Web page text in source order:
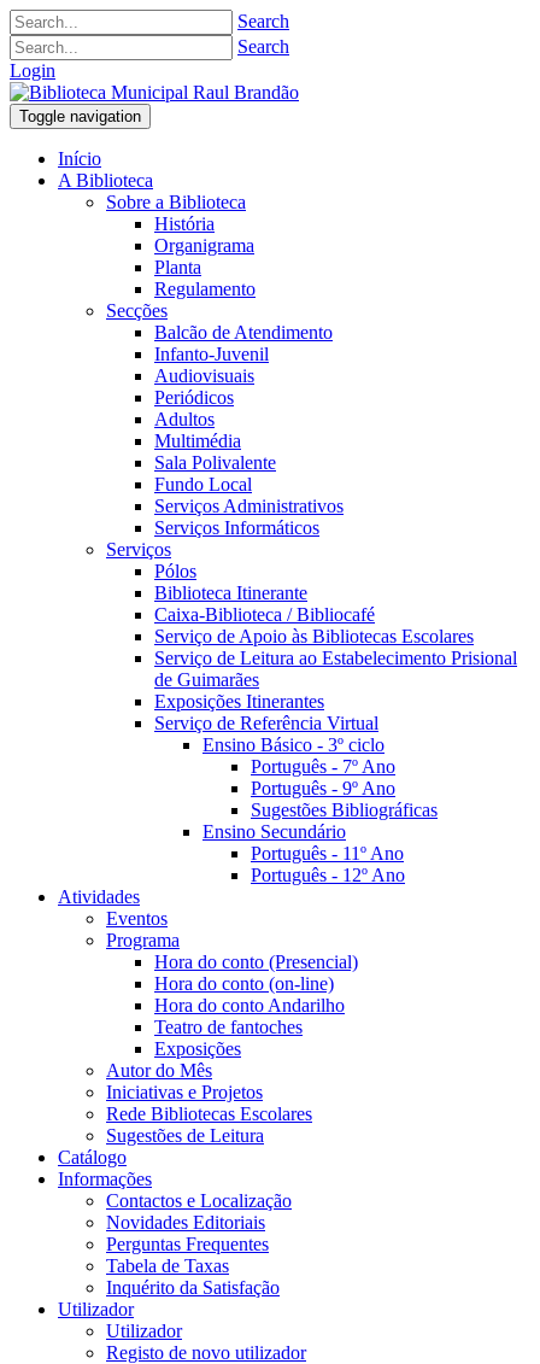
Search
Search
Login
Toggle navigation
Início
A Biblioteca
Sobre a Biblioteca
História
Organigrama
Planta
Regulamento
Secções
Balcão de Atendimento
Infanto-Juvenil
Audiovisuais
Periódicos
Adultos
Multimédia
Sala Polivalente
Fundo Local
Serviços Administrativos
Serviços Informáticos
Serviços
Pólos
Biblioteca Itinerante
Caixa-Biblioteca / Bibliocafé
Serviço de Apoio às Bibliotecas Escolares
Serviço de Leitura ao Estabelecimento Prisional
de Guimarães
Exposições Itinerantes
Serviço de Referência Virtual
Ensino Básico - 3º ciclo
Português - 7º Ano
Português - 9º Ano
Sugestões Bibliográficas
Ensino Secundário
Português - 11º Ano
Português - 12º Ano
Atividades
Eventos
Programa
Hora do conto (Presencial)
Hora do conto (on-line)
Hora do conto Andarilho
Teatro de fantoches
Exposições
Autor do Mês
Iniciativas e Projetos
Rede Bibliotecas Escolares
Sugestões de Leitura
Catálogo
Informações
Contactos e Localização
Novidades Editoriais
Perguntas Frequentes
Tabela de Taxas
Inquérito da Satisfação
Utilizador
Utilizador
Registo de novo utilizador